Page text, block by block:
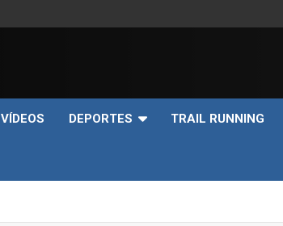
VÍDEOS DEPORTES TRAIL RUNNING